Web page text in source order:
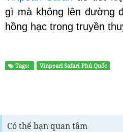
gì mà không lên đường
hồng hạc trong truyền
Tags: Vinpearl Safari Phú Quốc
Có thể bạn quan tâm